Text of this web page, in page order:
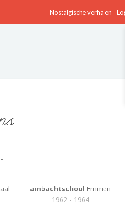
Nostalgische verhalen
ambachtschool Emmen
1962 - 1964